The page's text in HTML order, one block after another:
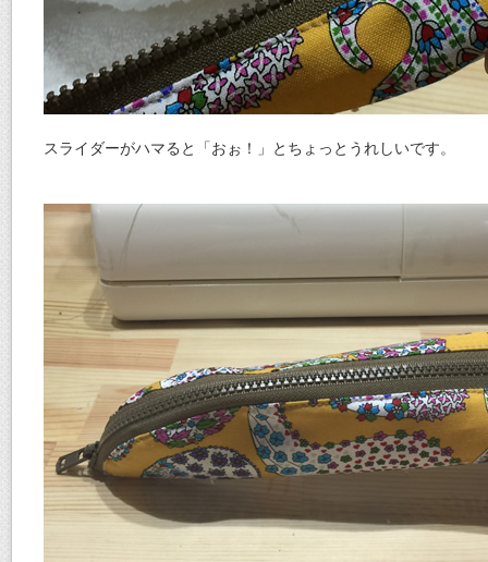
スライダーがハマると「おぉ！」とちょっとうれしいです。